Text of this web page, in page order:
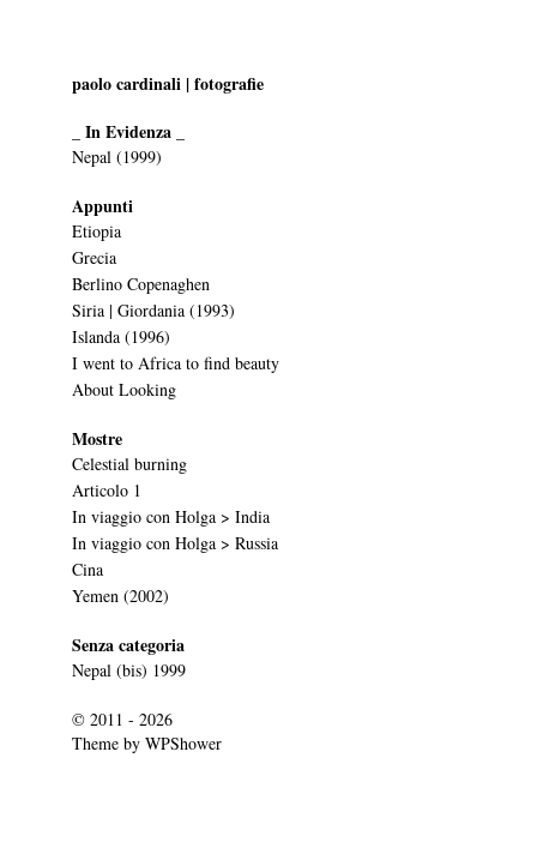
paolo cardinali | fotografie
_ In Evidenza _
Nepal (1999)
Appunti
Etiopia
Grecia
Berlino Copenaghen
Siria | Giordania (1993)
Islanda (1996)
I went to Africa to find beauty
About Looking
Mostre
Celestial burning
Articolo 1
In viaggio con Holga > India
In viaggio con Holga > Russia
Cina
Yemen (2002)
Senza categoria
Nepal (bis) 1999
© 2011 - 2026
Theme by WPShower